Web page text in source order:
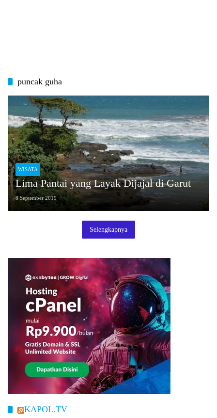
puncak guha
WISATA
Lima Pantai yang Layak Dijajal di Garut
8 September 2019
Selengkapnya
KAPOL.TV